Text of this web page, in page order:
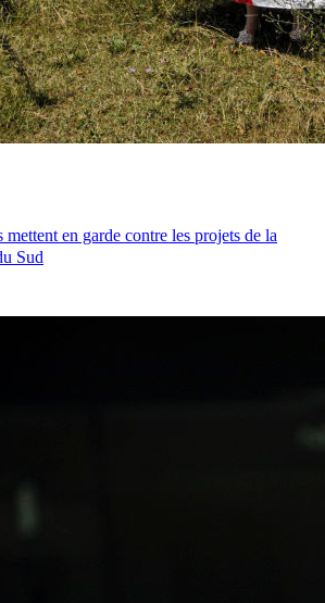
mettent en garde contre les projets de la
Sud